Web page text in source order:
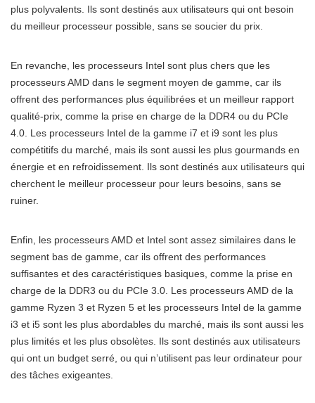
plus polyvalents. Ils sont destinés aux utilisateurs qui ont besoin
du meilleur processeur possible, sans se soucier du prix.
En revanche, les processeurs Intel sont plus chers que les
processeurs AMD dans le segment moyen de gamme, car ils
offrent des performances plus équilibrées et un meilleur rapport
qualité-prix, comme la prise en charge de la DDR4 ou du PCIe
4.0. Les processeurs Intel de la gamme i7 et i9 sont les plus
compétitifs du marché, mais ils sont aussi les plus gourmands en
énergie et en refroidissement. Ils sont destinés aux utilisateurs qui
cherchent le meilleur processeur pour leurs besoins, sans se
ruiner.
Enfin, les processeurs AMD et Intel sont assez similaires dans le
segment bas de gamme, car ils offrent des performances
suffisantes et des caractéristiques basiques, comme la prise en
charge de la DDR3 ou du PCIe 3.0. Les processeurs AMD de la
gamme Ryzen 3 et Ryzen 5 et les processeurs Intel de la gamme
i3 et i5 sont les plus abordables du marché, mais ils sont aussi les
plus limités et les plus obsolètes. Ils sont destinés aux utilisateurs
qui ont un budget serré, ou qui n’utilisent pas leur ordinateur pour
des tâches exigeantes.